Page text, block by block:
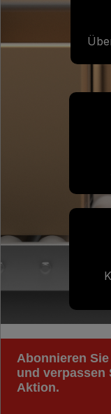
Abonnieren
und verpassen
Aktion.